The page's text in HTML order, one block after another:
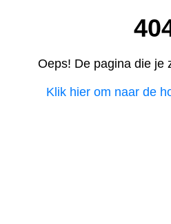
Oeps! De pagina die je
Klik hier om naar de